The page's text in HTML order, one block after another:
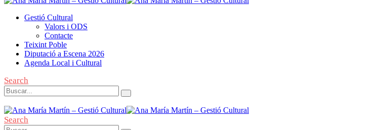
Gestió Cultural
Valors i ODS
Contacte
Teixint Poble
Diputació a Escena 2026
Agenda Local i Cultural
Search
Search